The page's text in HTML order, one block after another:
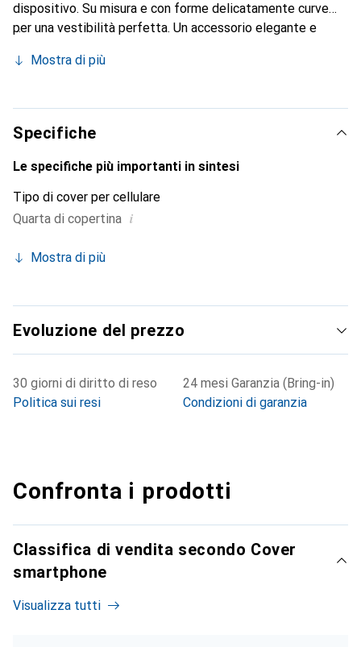
dispositivo. Su misura e con forme delicatamente curve
per una vestibilità perfetta. Un accessorio elegante e
conosciuto a livello internazionale per i suoi prodotti di
esigente.
Mostra di più
Specifiche
Le specifiche più importanti in sintesi
Tipo di cover per cellulare
Quarta di copertina i
Mostra di più
Evoluzione del prezzo
30 giorni di diritto di reso
Politica sui resi
24 mesi Garanzia (Bring-in)
Condizioni di garanzia
Confronta i prodotti
Classifica di vendita secondo Cover
smartphone
Visualizza tutti